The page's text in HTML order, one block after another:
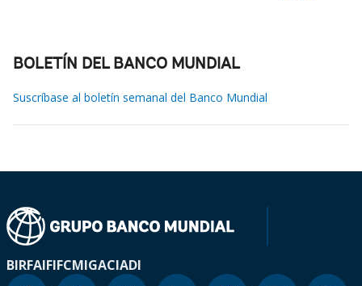
BOLETÍN DEL BANCO MUNDIAL
Suscríbase al boletín semanal del Banco Mundial
BIRFAIFIFCMIGACIADI